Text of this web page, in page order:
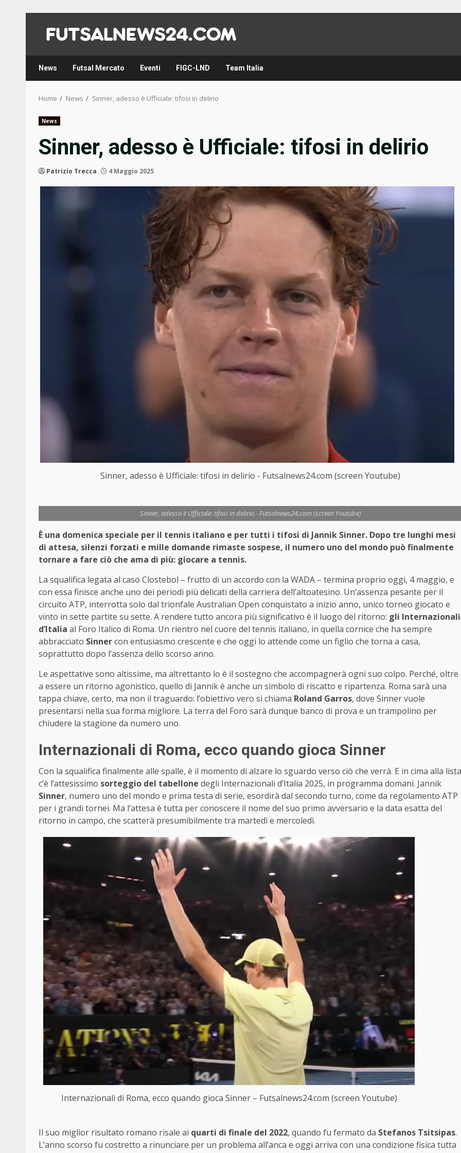
content
News Futsal Mercato Eventi FIGC-LND Team Italia
Home News Sinner, adesso è Ufficiale: tifosi in delirio
News
Sinner, adesso è Ufficiale: tifosi in delirio
Patrizio Trecca 4 Maggio 2025
Sinner, adesso è Ufficiale: tifosi in delirio - Futsalnews24.com (screen Youtube)
Sinner, adesso è Ufficiale: tifosi in delirio - Futsalnews24.com (screen Youtube)
È una domenica speciale per il tennis italiano e per tutti i tifosi di Jannik Sinner. Dopo tre lunghi mesi
di attesa, silenzi forzati e mille domande rimaste sospese, il numero uno del mondo può finalmente
tornare a fare ciò che ama di più: giocare a tennis.
La squalifica legata al caso Clostebol – frutto di un accordo con la WADA – termina proprio oggi, 4 maggio, e
con essa finisce anche uno dei periodi più delicati della carriera dell’altoatesino. Un’assenza pesante per il
circuito ATP, interrotta solo dal trionfale Australian Open conquistato a inizio anno, unico torneo giocato e
vinto in sette partite su sette. A rendere tutto ancora più significativo è il luogo del ritorno: gli Internazionali
d’Italia al Foro Italico di Roma. Un rientro nel cuore del tennis italiano, in quella cornice che ha sempre
abbracciato Sinnercon entusiasmo crescente e che oggi lo attende come un figlio che torna a casa,
soprattutto dopo l’assenza dello scorso anno.
Le aspettative sono altissime, ma altrettanto lo è il sostegno che accompagnerà ogni suo colpo. Perché, oltre
a essere un ritorno agonistico, quello di Jannik è anche un simbolo di riscatto e ripartenza. Roma sarà una
tappa chiave, certo, ma non il traguardo: l’obiettivo vero si chiama Roland Garros, dove Sinner vuole
presentarsi nella sua forma migliore. La terra del Foro sarà dunque banco di prova e un trampolino per
chiudere la stagione da numero uno.
Internazionali di Roma, ecco quando gioca Sinner
Con la squalifica finalmente alle spalle, è il momento di alzare lo sguardo verso ciò che verrà. E in cima alla lista
c’è l’attesissimo sorteggio del tabellone degli Internazionali d’Italia 2025, in programma domani. Jannik
Sinner, numero uno del mondo e prima testa di serie, esordirà dal secondo turno, come da regolamento ATP
per i grandi tornei. Ma l’attesa è tutta per conoscere il nome del suo primo avversario e la data esatta del
ritorno in campo, che scatterà presumibilmente tra martedì e mercoledì.
Internazionali di Roma, ecco quando gioca Sinner – Futsalnews24.com (screen Youtube)
Il suo miglior risultato romano risale ai quarti di finale del 2022, quando fu fermato da Stefanos Tsitsipas.
L’anno scorso fu costretto a rinunciare per un problema all’anca e oggi arriva con una condizione fisica tutta